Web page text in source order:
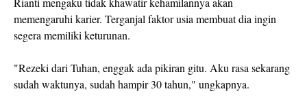
memengaruhi karier. Terganjal faktor usia membuat dia ingin
segera memiliki keturunan.
"Rezeki dari Tuhan, enggak ada pikiran gitu. Aku rasa sekarang
sudah waktunya, sudah hampir 30 tahun," ungkapnya.